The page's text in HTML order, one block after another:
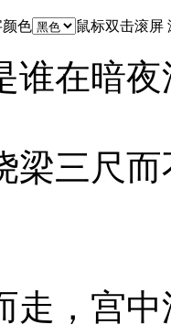
色 鼠标双击滚屏
在暗夜
三尺而
，宫中